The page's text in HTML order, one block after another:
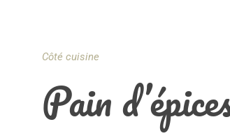
Côté cuisine
Pain